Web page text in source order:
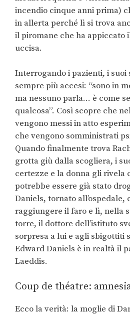
incendio cinque anni prima)
in allerta perché lì si trova
il piromane che ha appiccato
uccisa.
Interrogando i pazienti, i suoi
sempre più accesi: “sono in
ma nessuno parla… è come
qualcosa”. Così scopre che
vengono messi in atto
che vengono somministrati
Quando finalmente trova
grotta giù dalla scogliera, i
certezze e la donna gli rivela
potrebbe essere già stato
Daniels, tornato
raggiungere il faro e lì, nella
torre, il dottore dell’istituto
sorpresa a lui e agli sbigottiti
Edward Daniels è in realtà il
Laeddis.
Coup de théatre:
Ecco la verità: la moglie di